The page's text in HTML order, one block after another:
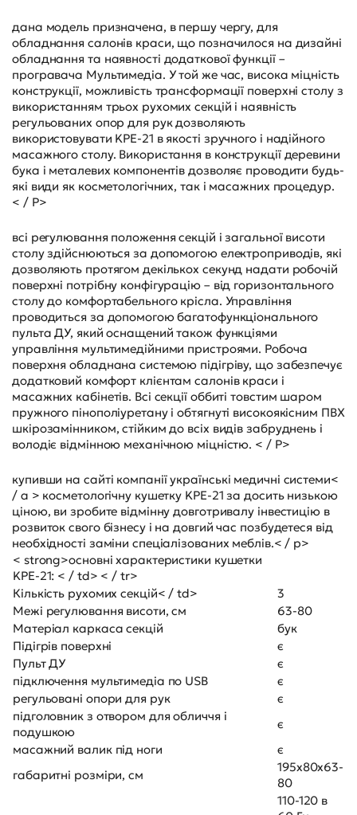
дана модель призначена, в першу чергу, для
обладнання салонів краси, що позначилося на дизайні
обладнання та наявності додаткової функції –
програвача Мультимедіа. У той же час, висока міцність
конструкції, можливість трансформації поверхні столу з
використанням трьох рухомих секцій і наявність
регульованих опор для рук дозволяють
використовувати KPE-21 в якості зручного і надійного
масажного столу. Використання в конструкції деревини
бука і металевих компонентів дозволяє проводити будь-
які види як косметологічних, так і масажних процедур.
< / P>
всі регулювання положення секцій і загальної висоти
столу здійснюються за допомогою електроприводів, які
дозволяють протягом декількох секунд надати робочій
поверхні потрібну конфігурацію – від горизонтального
столу до комфортабельного крісла. Управління
проводиться за допомогою багатофункціонального
пульта ДУ, який оснащений також функціями
управління мультимедійними пристроями. Робоча
поверхня обладнана системою підігріву, що забезпечує
додатковий комфорт клієнтам салонів краси і
масажних кабінетів. Всі секції оббиті товстим шаром
пружного пінополіуретану і обтягнуті високоякісним ПВХ
шкірозамінником, стійким до всіх видів забруднень і
володіє відмінною механічною міцністю. < / P>
купивши на сайті компаніїукраїнські медичні системи<
/ a > косметологічну кушетку KPE-21 за досить низькою
ціною, ви зробите відмінну довготривалу інвестицію в
розвиток свого бізнесу і на довгий час позбудетеся від
необхідності заміни спеціалізованих меблів.< / p>
< strong>основні характеристики кушетки
KPE-21: < / td> < / tr>
Кількість рухомих секцій< / td>
3
Межі регулювання висоти, см
63-80
Матеріал каркаса секцій
бук
Підігрів поверхні
є
Пульт ДУ
є
підключення мультимедіа по USB
є
регульовані опори для рук
є
підголовник з отвором для обличчя і
подушкою
є
масажний валик під ноги
є
габаритні розміри, см
195х80х63-
80
110-120 в